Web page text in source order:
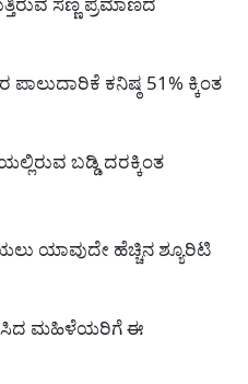
ಕನಿಷ್ಠ 51% ಕ್ಕಿಂತ
ಬಡ್ಡಿ ದರಕ್ಕಿಂತ
ಯಾವುದೇ ಹೆಚ್ಚಿನ ಶ್ಯೂರಿಟಿ
ಮಹಿಳೆಯರಿಗೆ ಈ